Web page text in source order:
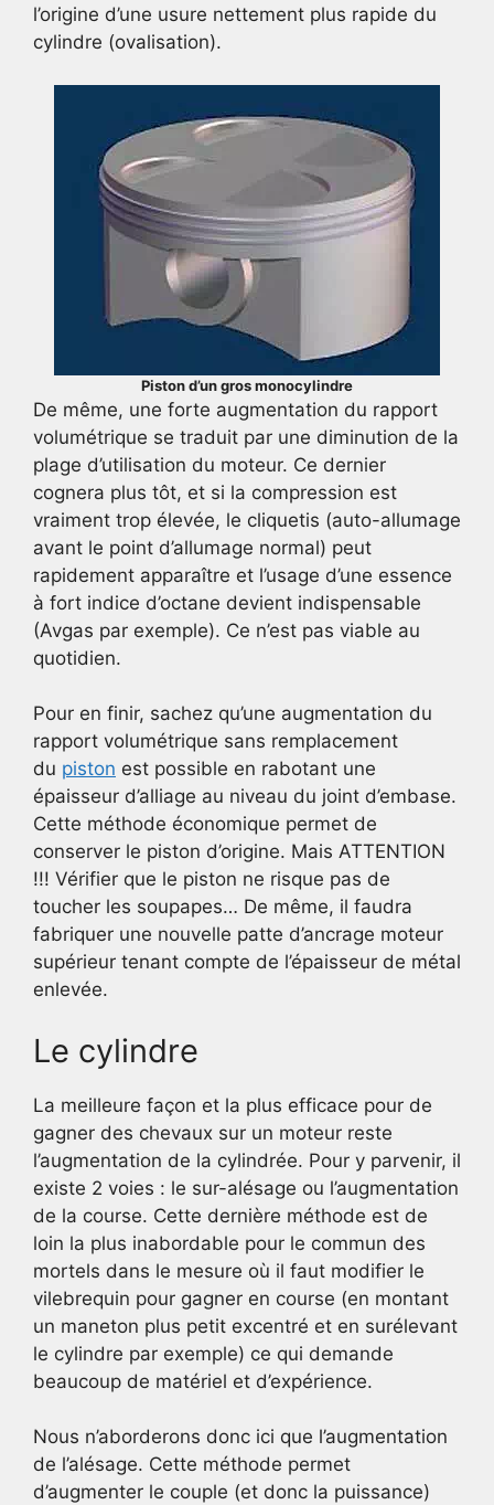
l’origine d’une usure nettement plus rapide du
cylindre (ovalisation).
Piston d’un gros monocylindre
De même, une forte augmentation du rapport
volumétrique se traduit par une diminution de la
plage d’utilisation du moteur. Ce dernier
cognera plus tôt, et si la compression est
vraiment trop élevée, le cliquetis (auto-allumage
avant le point d’allumage normal) peut
rapidement apparaître et l’usage d’une essence
à fort indice d’octane devient indispensable
(Avgas par exemple). Ce n’est pas viable au
quotidien.
Pour en finir, sachez qu’une augmentation du
rapport volumétrique sans remplacement
du piston est possible en rabotant une
épaisseur d’alliage au niveau du joint d’embase.
Cette méthode économique permet de
conserver le piston d’origine. Mais ATTENTION
!!! Vérifier que le piston ne risque pas de
toucher les soupapes… De même, il faudra
fabriquer une nouvelle patte d’ancrage moteur
supérieur tenant compte de l’épaisseur de métal
enlevée.
Le cylindre
La meilleure façon et la plus efficace pour de
gagner des chevaux sur un moteur reste
l’augmentation de la cylindrée. Pour y parvenir, il
existe 2 voies : le sur-alésage ou l’augmentation
de la course. Cette dernière méthode est de
loin la plus inabordable pour le commun des
mortels dans le mesure où il faut modifier le
vilebrequin pour gagner en course (en montant
un maneton plus petit excentré et en surélevant
le cylindre par exemple) ce qui demande
beaucoup de matériel et d’expérience.
Nous n’aborderons donc ici que l’augmentation
de l’alésage. Cette méthode permet
d’augmenter le couple (et donc la puissance)